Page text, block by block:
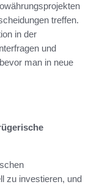
treffen.
in der
und
man in neue
zu investieren, und